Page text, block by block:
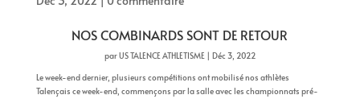
NOS COMBINARDS SONT DE RETOUR
parUS TALENCE ATHLETISME| Déc 3, 2022
Le week-end dernier, plusieurs compétitions ont mobilisé nos athlètes
Talençais ce week-end, commençons par la salle avec les championnats pré-